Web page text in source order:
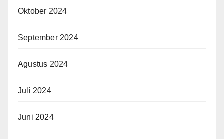
Oktober 2024
September 2024
Agustus 2024
Juli 2024
Juni 2024